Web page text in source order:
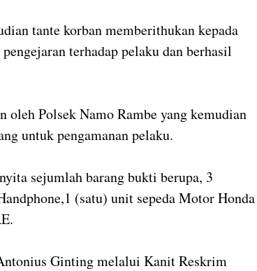
tante korban memberithukan kepada
terhadap pelaku dan berhasil
oleh Polsek Namo Rambe yang kemudian
untuk pengamanan pelaku.
sejumlah barang bukti berupa, 3
(satu) unit sepeda Motor Honda
Ginting melalui Kanit Reskrim